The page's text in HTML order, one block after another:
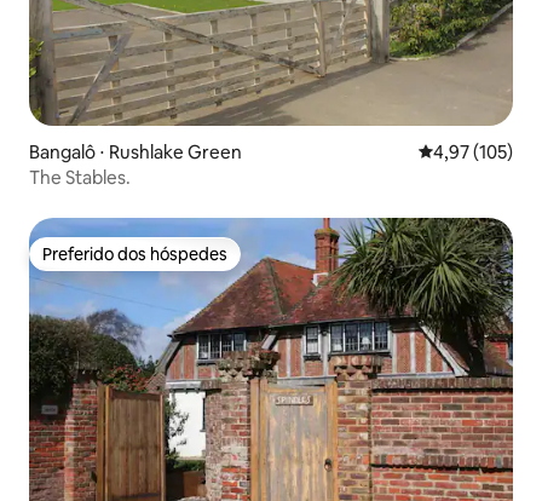
Bangalô ⋅ Rushlake Green 4,97 de uma
4,97 (105)
The Stables.
Preferido dos hóspedes
Preferido dos hóspedes